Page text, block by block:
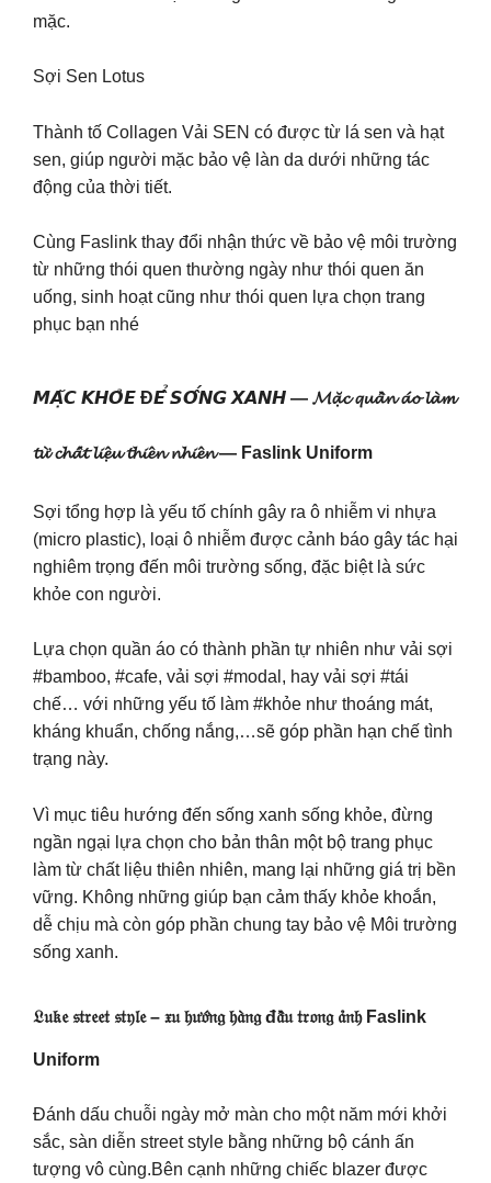
mặc.
Sợi Sen Lotus
Thành tố Collagen Vải SEN có được từ lá sen và hạt
sen, giúp người mặc bảo vệ làn da dưới những tác
động của thời tiết.
Cùng Faslink thay đổi nhận thức về bảo vệ môi trường
từ những thói quen thường ngày như thói quen ăn
uống, sinh hoạt cũng như thói quen lựa chọn trang
phục bạn nhé
𝙈𝘼̣̆𝘾 𝙆𝙃𝙊̉𝙀 Đ𝙀̂̉ 𝙎𝙊̂́𝙉𝙂 𝙓𝘼𝙉𝙃 — 𝓜𝓪̣̆𝓬 𝓺𝓾𝓪̂̀𝓷 𝓪́𝓸 𝓵𝓪̀𝓶
𝓽𝓾̛̀ 𝓬𝓱𝓪̂́𝓽 𝓵𝓲𝓮̣̂𝓾 𝓽𝓱𝓲𝓮̂𝓷 𝓷𝓱𝓲𝓮̂𝓷 — Faslink Uniform
Sợi tổng hợp là yếu tố chính gây ra ô nhiễm vi nhựa
(micro plastic), loại ô nhiễm được cảnh báo gây tác hại
nghiêm trọng đến môi trường sống, đặc biệt là sức
khỏe con người.
Lựa chọn quần áo có thành phần tự nhiên như vải sợi
#bamboo, #cafe, vải sợi #modal, hay vải sợi #tái
chế… với những yếu tố làm #khỏe như thoáng mát,
kháng khuẩn, chống nắng,…sẽ góp phần hạn chế tình
trạng này.
Vì mục tiêu hướng đến sống xanh sống khỏe, đừng
ngần ngại lựa chọn cho bản thân một bộ trang phục
làm từ chất liệu thiên nhiên, mang lại những giá trị bền
vững. Không những giúp bạn cảm thấy khỏe khoắn,
dễ chịu mà còn góp phần chung tay bảo vệ Môi trường
sống xanh.
𝔏𝔲𝔨𝔢 𝔰𝔱𝔯𝔢𝔢𝔱 𝔰𝔱𝔶𝔩𝔢 – 𝔵𝔲 𝔥𝔲̛𝔬̛́𝔫𝔤 𝔥𝔞̀𝔫𝔤 đ𝔞̂̀𝔲 𝔱𝔯𝔬𝔫𝔤 𝔞̉𝔫𝔥 Faslink
Uniform
Đánh dấu chuỗi ngày mở màn cho một năm mới khởi
sắc, sàn diễn street style bằng những bộ cánh ấn
tượng vô cùng.Bên cạnh những chiếc blazer được